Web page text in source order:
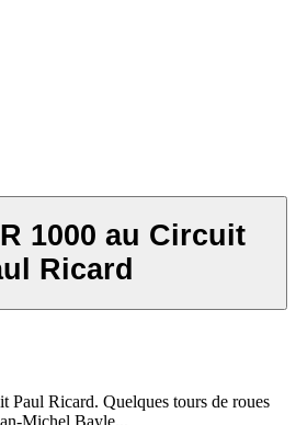
1000 au Circuit
Ricard
Paul Ricard. Quelques tours de roues
Michel Bayle...